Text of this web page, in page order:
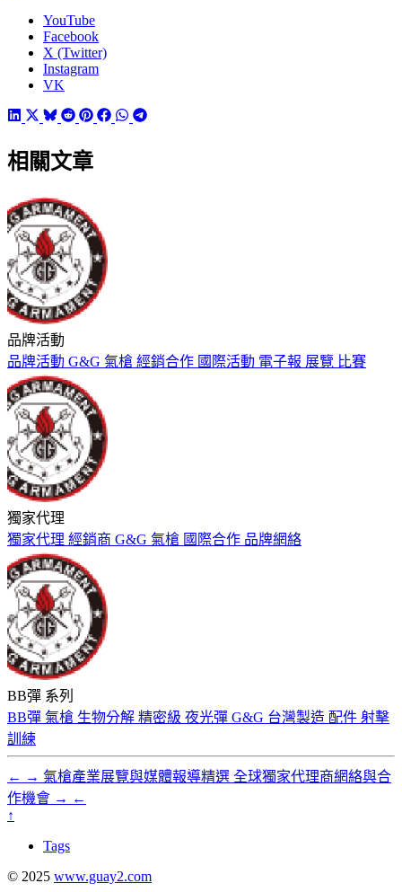
YouTube
Facebook
X (Twitter)
Instagram
VK
相關文章
品牌活動
品牌活動 G&G 氣槍 經銷合作 國際活動 電子報 展覽 比賽
獨家代理
獨家代理 經銷商 G&G 氣槍 國際合作 品牌網絡
BB彈 系列
BB彈 氣槍 生物分解 精密級 夜光彈 G&G 台灣製造 配件 射擊
訓練
← → 氣槍產業展覽與媒體報導精選 全球獨家代理商網絡與合
作機會 → ←
↑
Tags
© 2025 www.guay2.com